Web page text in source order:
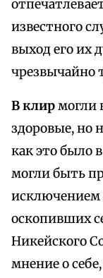
известного
выход его их
В клирмогли
здоровые, но
как это было
могли быть
исключением
оскопивших
Никейского
мнение о